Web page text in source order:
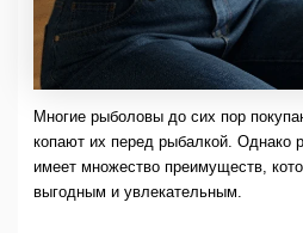
Многие рыболовы до сих пор
копают их перед рыбалкой. Однако
имеет множество преимуществ,
выгодным и увлекательным.